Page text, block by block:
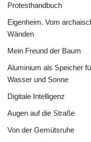
Protesthandbuch
Eigenheim. Vom
Wänden
Mein Freund der Baum
Aluminium als Speicher
Wasser und Sonne
Digitale Intelligenz
Augen auf die Straße
Von der Gemütsruhe